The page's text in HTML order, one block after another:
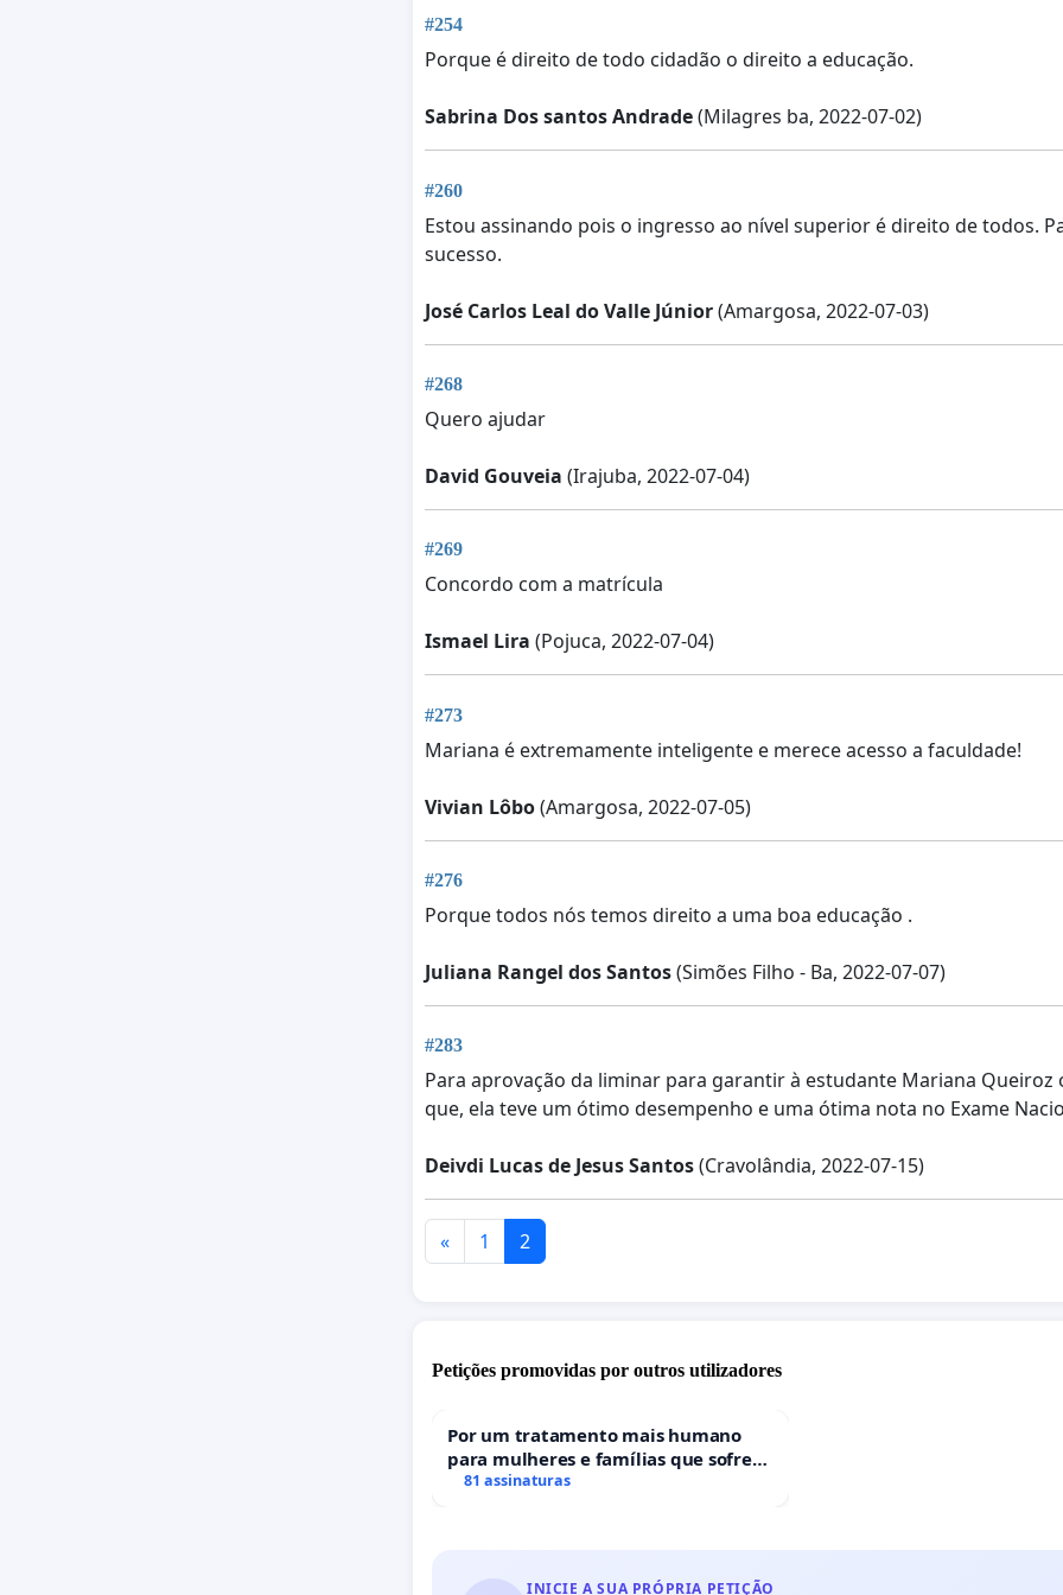
#254
Porque é direito de todo cidadão o direito a educação.
Sabrina Dos santos Andrade(Milagres ba, 2022-07-02)
#260
Estou assinando pois o ingresso ao nível superior é direito de todos.
sucesso.
José Carlos Leal do Valle Júnior(Amargosa, 2022-07-03)
#268
Quero ajudar
David Gouveia (Irajuba, 2022-07-04)
#269
Concordo com a matrícula
Ismael Lira (Pojuca, 2022-07-04)
#273
Mariana é extremamente inteligente e merece acesso a faculdade!
Vivian Lôbo(Amargosa, 2022-07-05)
#276
Porque todos nós temos direito a uma boa educação .
Juliana Rangel dos Santos(Simões Filho - Ba, 2022-07-07)
#283
Para aprovação da liminar para garantir à estudante Mariana
que, ela teve um ótimo desempenho e uma ótima nota no Exame
Deivdi Lucas de Jesus Santos(Cravolândia, 2022-07-15)
« 1 2
Petições promovidas por outros utilizadores
Por um tratamento mais humano
para mulheres e famílias que sofrem
uma perda gestacional nos hospitais
81 assinaturas
INICIE A SUA PRÓPRIA PETIÇÃO